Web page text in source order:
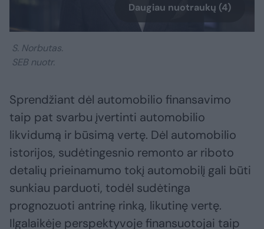
Daugiau nuotraukų (4)
S. Norbutas.
SEB nuotr.
Sprendžiant dėl automobilio finansavimo
taip pat svarbu įvertinti automobilio
likvidumą ir būsimą vertę. Dėl automobilio
istorijos, sudėtingesnio remonto ar riboto
detalių prieinamumo tokį automobilį gali būti
sunkiau parduoti, todėl sudėtinga
prognozuoti antrinę rinką, likutinę vertę.
Ilgalaikėje perspektyvoje finansuotojai taip